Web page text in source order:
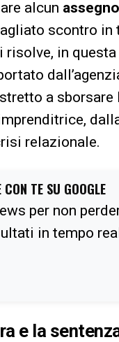
alcun
scontro in
in
a
relazionale.
TE SU GOOGLE
per non
in tempo
e la